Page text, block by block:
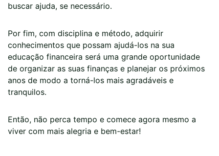
buscar ajuda, se necessário.
Por fim, com disciplina e método, adquirir
conhecimentos que possam ajudá-los na sua
educação financeira será uma grande oportunidade
de organizar as suas finanças e planejar os próximos
anos de modo a torná-los mais agradáveis e
tranquilos.
Então, não perca tempo e comece agora mesmo a
viver com mais alegria e bem-estar!